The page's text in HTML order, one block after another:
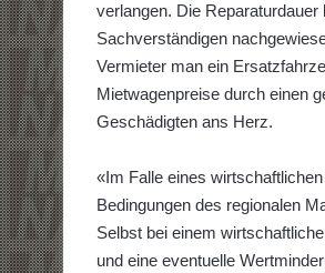
verlangen. Die
Sachverständigen
Vermieter man ein
Mietwagenpreise durch einen
Geschädigten ans Herz.
«Im Falle eines
Bedingungen des regionalen
Selbst bei einem
und eine eventuelle